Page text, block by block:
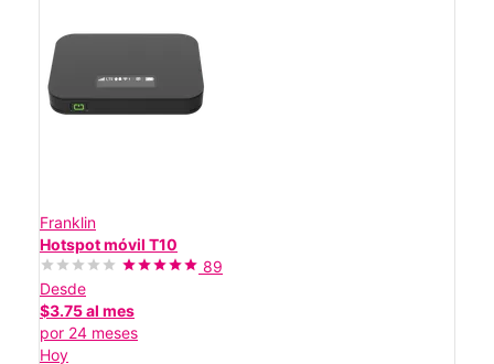
Franklin
Hotspot móvil T10
89
Desde
$3.75 al mes
por 24 meses
Hoy